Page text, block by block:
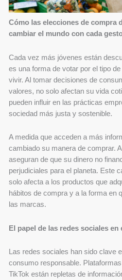
Cómo las elecciones de compra
cambiar el mundo con cada
Cada vez más jóvenes están
es una forma de votar por el tipo
vivir. Al tomar decisiones de
valores, no solo afectan su vida
pueden influir en las prácticas
sociedad más justa y sostenible.
A medida que acceden a más
cambiado su manera de comprar.
aseguran de que su dinero no
perjudiciales para el planeta. Este
solo afecta a los productos que
hábitos de compra y a la forma en
las marcas.
El papel de las redes sociales
Las redes sociales han sido clave
consumo responsable.
TikTok están repletas de